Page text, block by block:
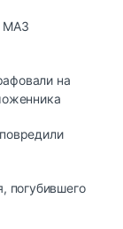
МАЗ
на
погубившего